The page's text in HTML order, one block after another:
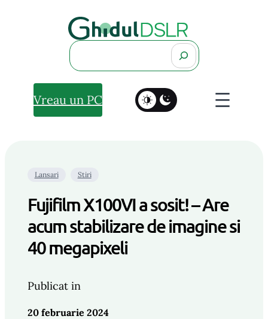
Search
Vreau un PC
Lansari Stiri
Fujifilm X100VI a sosit! – Are
acum stabilizare de imagine si
40 megapixeli
Publicat in
20 februarie 2024